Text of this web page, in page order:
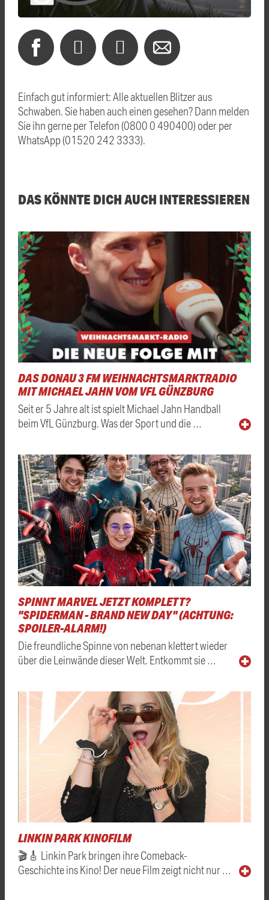
Einfach gut informiert: Alle aktuellen Blitzer aus
Schwaben. Sie haben auch einen gesehen? Dann melden
Sie ihn gerne per Telefon (0800 0 490400) oder per
WhatsApp (01520 242 3333).
DAS KÖNNTE DICH AUCH INTERESSIEREN
DAS DONAU 3 FM WEIHNACHTSMARKTRADIO
MIT MICHAEL JAHN VOM VFL GÜNZBURG
Seit er 5 Jahre alt ist spielt Michael Jahn Handball
beim VfL Günzburg. Was der Sport und die …
SPINNT MARVEL JETZT KOMPLETT?
"SPIDERMAN - BRAND NEW DAY" (ACHTUNG:
SPOILER-ALARM!)
Die freundliche Spinne von nebenan klettert wieder
über die Leinwände dieser Welt. Entkommt sie …
LINKIN PARK KINOFILM
🎬🎸 Linkin Park bringen ihre Comeback-
Geschichte ins Kino! Der neue Film zeigt nicht nur …